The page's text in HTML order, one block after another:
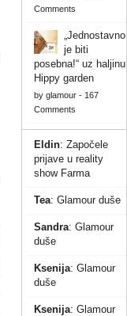
Comments
„Jednostavno
je biti
posebna!“ uz haljinu
Hippy garden
by glamour- 167
Comments
Eldin: Započele
prijave u reality
show Farma
Tea: Glamour duše
Sandra: Glamour
duše
Ksenija: Glamour
duše
Ksenija: Glamour